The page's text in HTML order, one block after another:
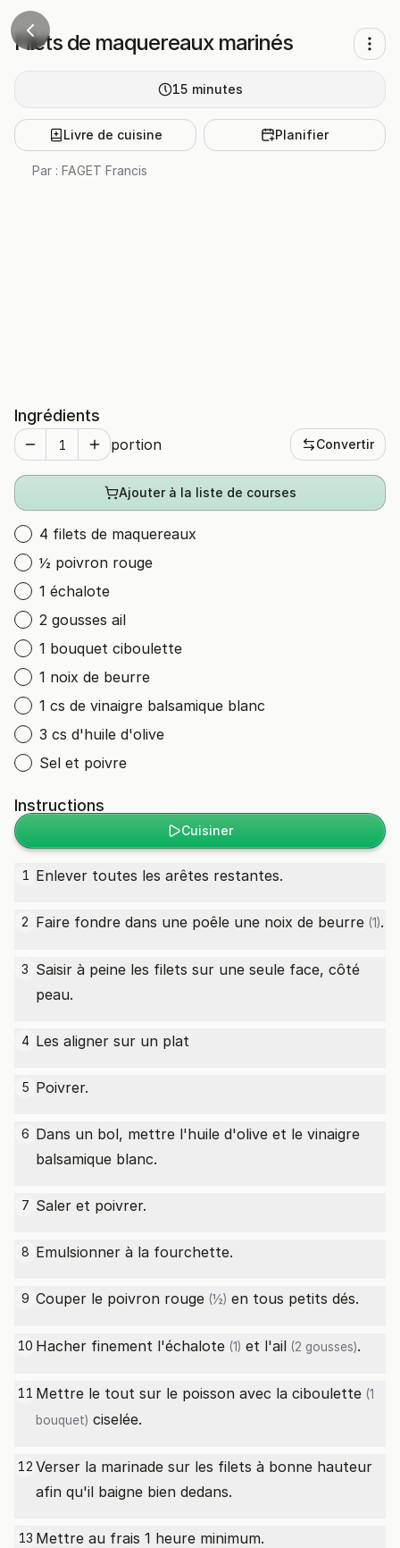
Filets de maquereaux marinés
15 minutes
Livre de cuisine Planifier
Par : FAGET Francis
Ingrédients
portion Convertir
Ajouter à la liste de courses
4 filets de maquereaux
½ poivron rouge
1 échalote
2 gousses ail
1 bouquet ciboulette
1 noix de beurre
1 cs de vinaigre balsamique blanc
3 cs d'huile d'olive
Sel et poivre
Instructions
Cuisiner
1 Enlever toutes les arêtes restantes.
2 Faire fondre dans une poêle une noix de beurre (1).
3 Saisir à peine les filets sur une seule face, côté
peau.
4 Les aligner sur un plat
5 Poivrer.
6 Dans un bol, mettre l'huile d'olive et le vinaigre
balsamique blanc.
7 Saler et poivrer.
8 Emulsionner à la fourchette.
9 Couper le poivron rouge (½) en tous petits dés.
10 Hacher finement l'échalote (1) et l'ail (2 gousses).
11 Mettre le tout sur le poisson avec la ciboulette (1
bouquet) ciselée.
12 Verser la marinade sur les filets à bonne hauteur
afin qu'il baigne bien dedans.
13 Mettre au frais 1 heure minimum.